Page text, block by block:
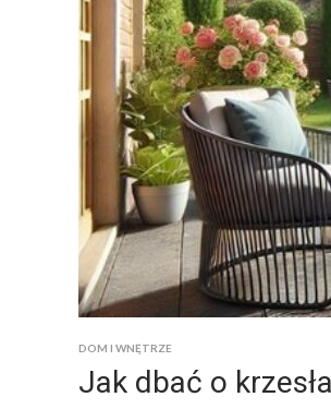
DOM I WNĘTRZE
Jak dbać o